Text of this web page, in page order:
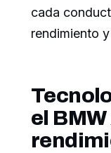
cada
rendimiento
el BMW